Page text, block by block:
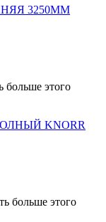
3250ММ
больше этого
KNORR
больше этого